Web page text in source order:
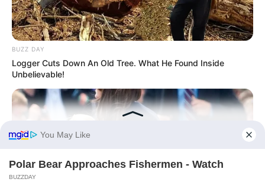
BUZZ DAY
Logger Cuts Down An Old Tree. What He Found Inside
Unbelievable!